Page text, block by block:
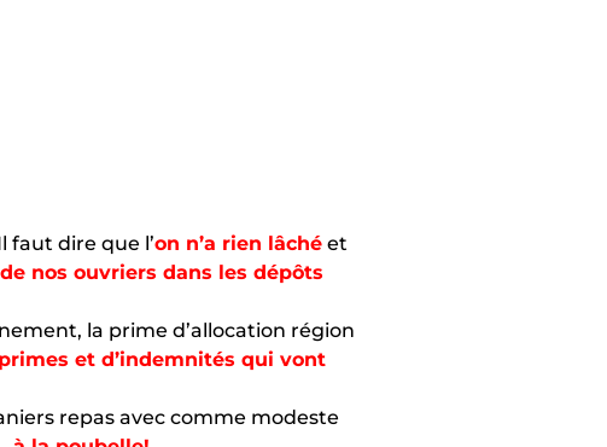
faut dire que l’on n’a rien lâché et
nos ouvriers dans les dépôts
la prime d’allocation région
et d’indemnités qui vont
repas avec comme modeste